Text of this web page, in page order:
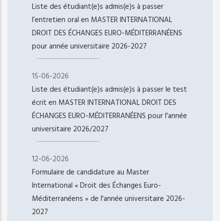
Liste des étudiant(e)s admis(e)s à passer
l’entretien oral en MASTER INTERNATIONAL
DROIT DES ÉCHANGES EURO-MÉDITERRANÉENS
pour année universitaire 2026-2027
15-06-2026
Liste des étudiant(e)s admis(e)s à passer le test
écrit en MASTER INTERNATIONAL DROIT DES
ÉCHANGES EURO-MÉDITERRANÉENS pour l'année
universitaire 2026/2027
12-06-2026
Formulaire de candidature au Master
International « Droit des Échanges Euro-
Méditerranéens » de l'année universitaire 2026-
2027